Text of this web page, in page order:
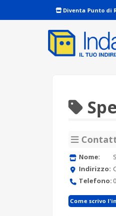
Diventa Punto di
Nome:
Indirizzo:
Telefono:
Come scrivo